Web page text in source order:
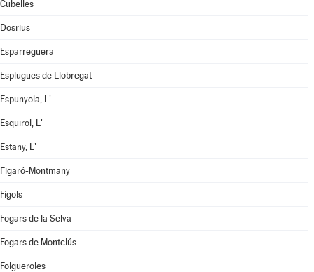
Cubelles
Dosrius
Esparreguera
Esplugues de Llobregat
Espunyola, L'
Esquirol, L'
Estany, L'
Figaró-Montmany
Fígols
Fogars de la Selva
Fogars de Montclús
Folgueroles